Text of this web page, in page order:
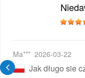
E-papieros
Ma*** 2026-03-22
Jak długo sie